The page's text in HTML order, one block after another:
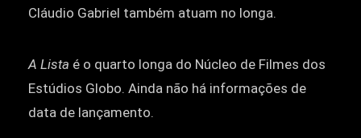
Cláudio Gabriel também atuam no longa.
A Lista é o quarto longa do Núcleo de Filmes dos
Estúdios Globo. Ainda não há informações de
data de lançamento.